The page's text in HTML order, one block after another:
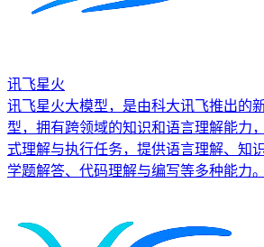
讯飞星火
讯飞星火大模型，是由科大讯飞推出的
型，拥有跨领域的知识和语言理解能力
式理解与执行任务，提供语言理解、知
学题解答、代码理解与编写等多种能力。